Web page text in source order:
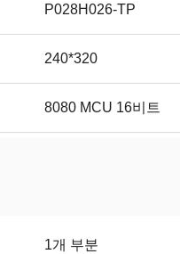
P028H026-TP
240*320
8080 MCU 16비트
1개 부분